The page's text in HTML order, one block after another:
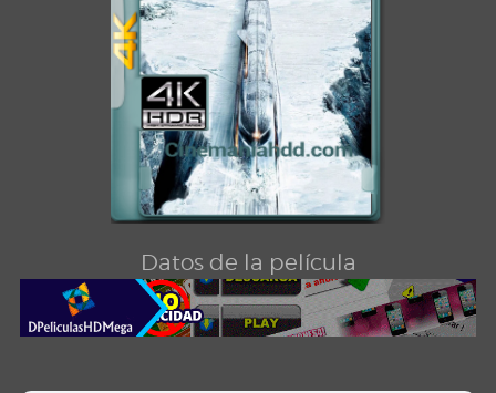
Datos de la película